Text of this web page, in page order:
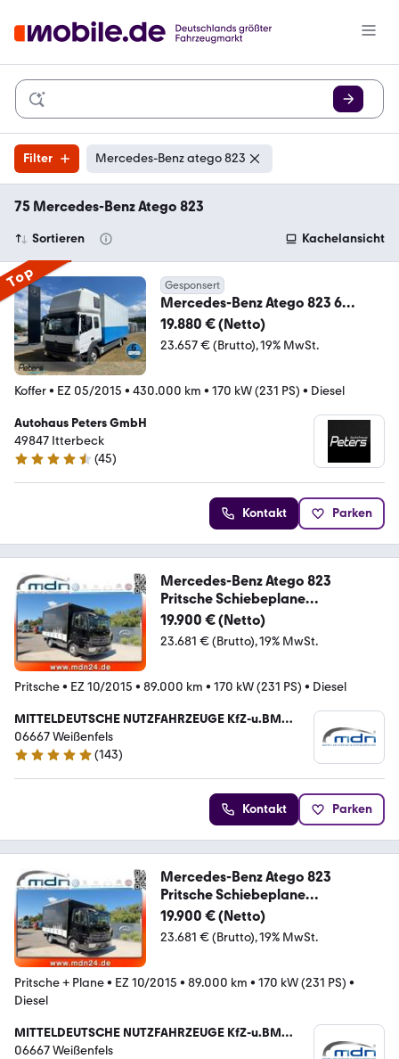
Filter Mercedes-Benz atego 823
75 Mercedes-Benz Atego 823
Sortieren Kachelansicht
Top Gesponsert
Mercedes-Benz Atego 823 6
Sitze/Topsleep
/Aut/AHK/Klima/Stdhzg
19.880 € (Netto)
23.657 € (Brutto) 19% MwSt.
Koffer• EZ 05/2015 • 430.000 km • 170 kW (231 PS) • Diesel
Autohaus Peters GmbH
49847 Itterbeck
4.5 Sterne
(45)
Kontakt Parken
Mercedes-Benz Atego 823
Pritsche Schiebeplane
+Edschaverdeck
19.900 € (Netto)
23.681 € (Brutto) 19% MwSt.
Pritsche• EZ 10/2015 • 89.000 km • 170 kW (231 PS) • Diesel
MITTELDEUTSCHE NUTZFAHRZEUGE KfZ-u.BM
Handel Frank Freiberg
06667 Weißenfels
4.8 Sterne
(143)
Kontakt Parken
Mercedes-Benz Atego 823
Pritsche Schiebeplane
+Edschaverdeck
19.900 € (Netto)
23.681 € (Brutto) 19% MwSt.
Pritsche + Plane• EZ 10/2015 • 89.000 km • 170 kW (231 PS) •
Diesel
MITTELDEUTSCHE NUTZFAHRZEUGE KfZ-u.BM
Handel Frank Freiberg
06667 Weißenfels